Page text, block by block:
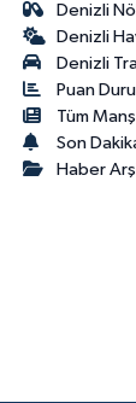
Denizli
Denizli
Denizli
Puan
Tüm
Son
Haber